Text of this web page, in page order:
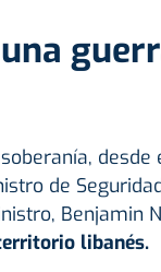
desde
de
Benjamin
libanés.